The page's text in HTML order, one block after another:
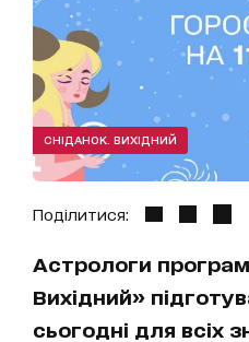
СНІДАНОК. ВИХІДНИЙ
Поділитися:
Астрологи
Вихідний»
сьогодні для всіх